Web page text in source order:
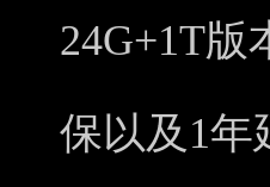
24G+1T版
保以及1年